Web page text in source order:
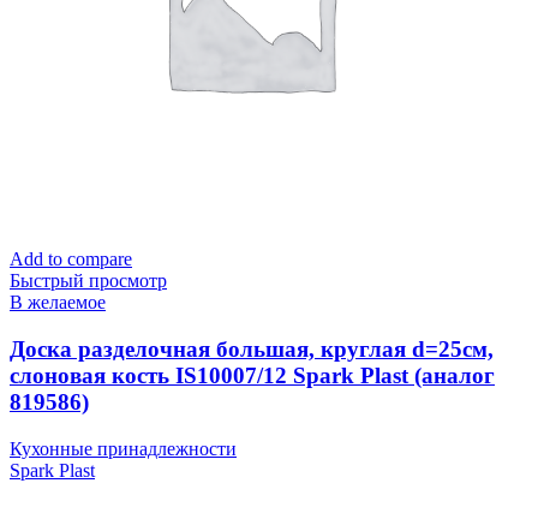
Add to compare
Быстрый просмотр
В желаемое
Доска разделочная большая, круглая d=25см,
слоновая кость IS10007/12 Spark Plast (аналог
819586)
Кухонные принадлежности
Spark Plast